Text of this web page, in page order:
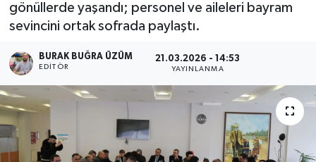
gönüllerde yaşandı; personel ve aileleri bayram
sevincini ortak sofrada paylaştı.
BURAK BUĞRA ÜZÜM
EDITÖR
21.03.2026 - 14:53
YAYINLANMA
Haber Arşivi